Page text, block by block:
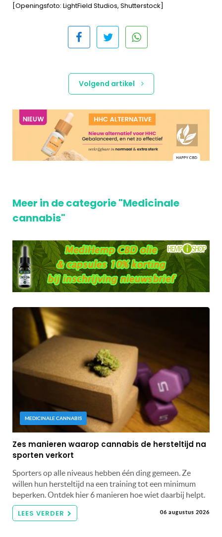
[Openingsfoto: LightField Studios, Shutterstock]
Volgend artikel
Meer in de categorie "Medicinale
cannabis"
MEDICINALE CANNABIS
Zes manieren waarop cannabis de hersteltijd na
sporten verkort
Sporters op alle niveaus hebben één ding gemeen. Ze
willen hun hersteltijd na een training tot een minimum
beperken. Ontdek hier 6 manieren hoe wiet daarbij helpt.
LEES VERDER 06 augustus 2026